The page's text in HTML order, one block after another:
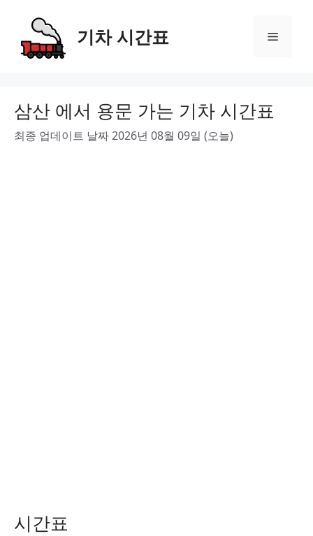
content
기차 시간표 Menu
삼산 에서 용문 가는 기차 시간표
최종 업데이트 날짜 2026년 08월 09일 (오늘)
시간표